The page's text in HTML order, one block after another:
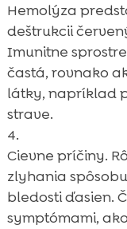
Hemolýza
deštrukcii
Imunitne
častá, rovnako
látky, napríklad
strave.
Cievne príčiny.
zlyhania
bledosti ďasien.
symptómami,